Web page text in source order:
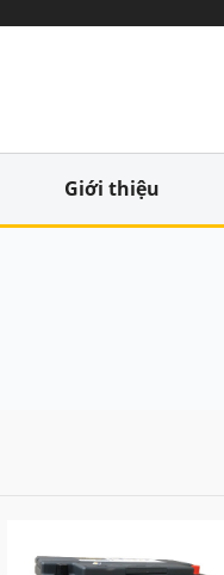
Giới thiệu